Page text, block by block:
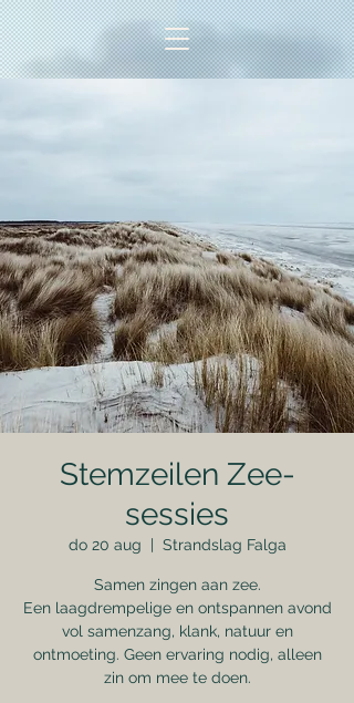
Stemzeilen Zee-
sessies
do 20 aug Strandslag Falga
Samen zingen aan zee.
Een laagdrempelige en ontspannen avond
vol samenzang, klank, natuur en
ontmoeting. Geen ervaring nodig, alleen
zin om mee te doen.